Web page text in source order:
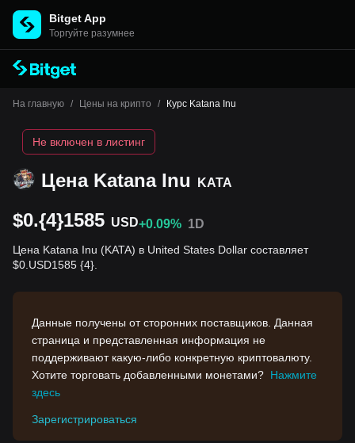
Bitget App
Торгуйте разумнее
На главную / Цены на крипто / Курс Katana Inu
Цена Katana Inu KATA
Не включен в листинг
$0.{4}1585 USD+0.09% 1D
Цена Katana Inu (KATA) в United States Dollar составляет
$0.USD1585 {4}.
Данные получены от сторонних поставщиков. Данная
страница и представленная информация не
поддерживают какую-либо конкретную криптовалюту.
Хотите торговать добавленными монетами? Нажмите
здесь
Зарегистрироваться